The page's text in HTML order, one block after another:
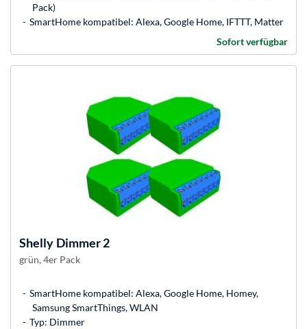
Pack)
SmartHome kompatibel: Alexa, Google Home, IFTTT, Matter
Sofort verfügbar
Shelly Dimmer 2
grün, 4er Pack
SmartHome kompatibel: Alexa, Google Home, Homey,
Samsung SmartThings, WLAN
Typ: Dimmer